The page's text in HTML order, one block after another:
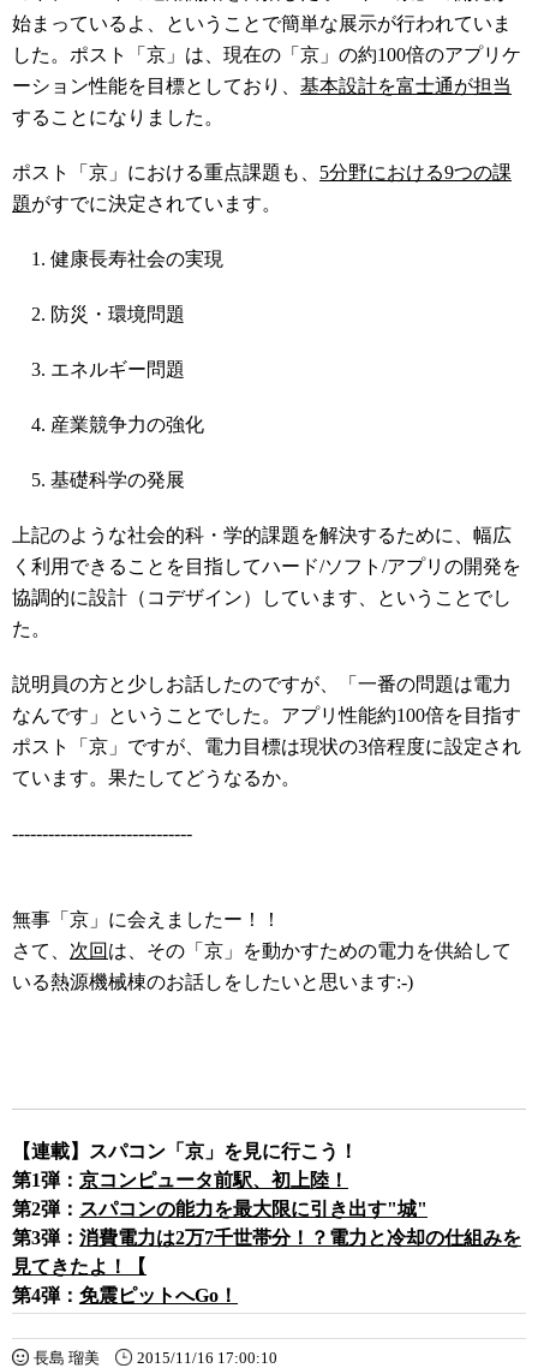
始まっているよ、ということ で簡単な展示が行われていま
した 。 ポスト「京」は、現在の「京」の約100倍のアプリケ
ーション性能を目標としており、 基本設計を富士通が担当
することになりました。
ポスト「京」における重点課題も、 5分野における9つの課
題がすでに決定されています。
健康長寿社会の実現
防災・環境問題
エネルギー問題
産業競争力の強化
基礎科学の発展
上記のような社会的科・学的課題を解決するために、幅広
く利用できることを目指してハード/ソフト /アプリの開発を
協調的に設計（コデザイン）しています、ということでし
た。
説明員の方と少しお話したのですが、「一番の問題は電力
なんです」と いうことでした 。 アプリ性能約100倍を目指す
ポスト「京」ですが、電力目標は現状の3倍程度に設定され
ています。果たしてどうなるか。
------------------------------
無事「京」に会えましたー！！
さて、 次回 は、その「京」を動かすための電力を供給して
いる熱源機械棟のお話しをしたいと思います:-)
【連載】スパコン「京」を見に行こう！
第1弾： 京コンピュータ前駅、初上陸！
第2弾： スパコンの能力を最大限に引き出す"城"
第3弾： 消費電力は2万7千世帯分！？電力と冷却の仕組みを
見てきたよ！【
第4弾： 免震ピットへGo！
長島 瑠美 2015/11/16 17:00:10